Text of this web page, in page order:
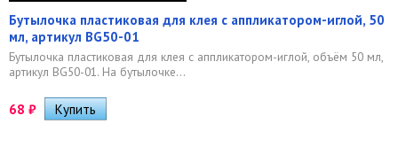
Бутылочка пластиковая для клея с аппликатором-иглой, 50
мл, артикул BG50-01
Бутылочка пластиковая для клея с аппликатором-иглой, объём 50 мл,
артикул BG50-01. На бутылочке...
68 ₽